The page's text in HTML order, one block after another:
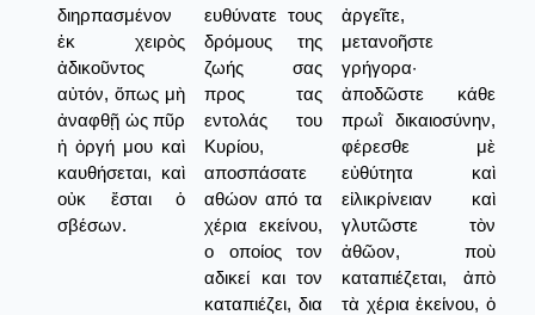
διηρπασμένον
ἐκ χειρὸς
ἀδικοῦντος
αὐτόν, ὅπως μὴ
ἀναφθῇ ὡς πῦρ
ἡ ὀργή μου καὶ
καυθήσεται, καὶ
οὐκ ἔσται ὁ
σβέσων.
ευθύνατε τους
δρόμους της
ζωής σας
προς τας
εντολάς του
Κυρίου,
αποσπάσατε
αθώον από τα
χέρια εκείνου,
ο οποίος τον
αδικεί και τον
καταπιέζει, δια
ἀργεῖτε,
μετανοῆστε
γρήγορα·
ἀποδῶστε κάθε
πρωῒ δικαιοσύνην,
φέρεσθε μὲ
εὐθύτητα καὶ
εἰλικρίνειαν καὶ
γλυτῶστε τὸν
ἀθῶον, ποὺ
καταπιέζεται, ἀπὸ
τὰ χέρια ἐκείνου, ὁ